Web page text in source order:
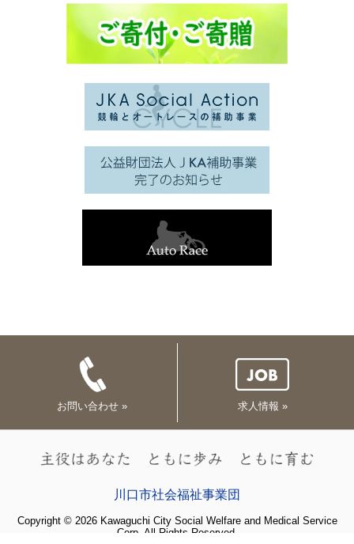
お問い合わせ » 求人情報 »
川口市社会福祉事業団
Copyright © 2026 Kawaguchi City Social Welfare and Medical Service
Corp. All Rights Reserved.